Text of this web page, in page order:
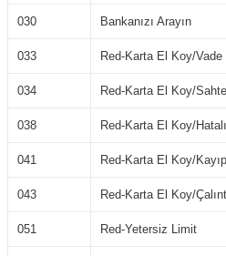
030 Bankanızı Arayın
033 Red-Karta El Koy/
034 Red-Karta El Koy/
038 Red-Karta El Koy/
041 Red-Karta El Koy/
043 Red-Karta El Koy/
051 Red-Yetersiz Limit